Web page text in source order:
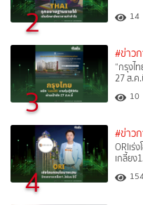
2 14
3
#ข่าว
“กรุงไ
27 ส.ค
10
4
#ข่าว
ORIเร่
เกลี้ยง